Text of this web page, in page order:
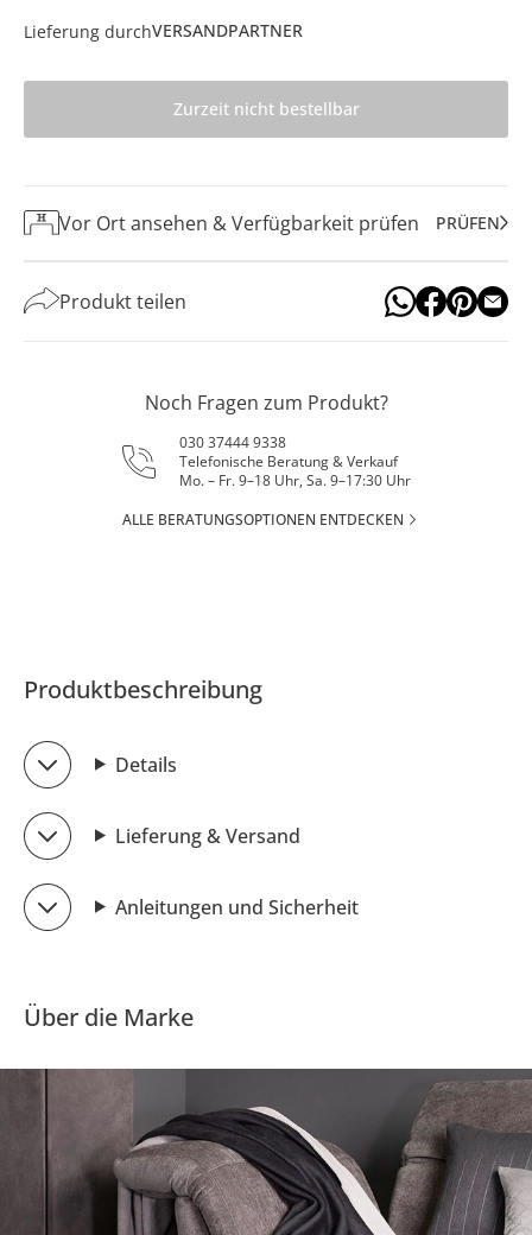
Lieferung durchVERSANDPARTNER
Zurzeit nicht bestellbar
Vor Ort ansehen & Verfügbarkeit prüfen PRÜFEN
Produkt teilen
Noch Fragen zum Produkt?
030 37444 9338
Telefonische Beratung & Verkauf
Mo. – Fr. 9–18 Uhr, Sa. 9–17:30 Uhr
ALLE BERATUNGSOPTIONEN ENTDECKEN
Produktbeschreibung
Details
Lieferung & Versand
Anleitungen und Sicherheit
Über die Marke